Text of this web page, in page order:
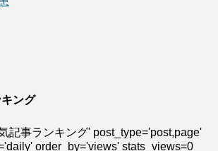
ング
記事ランキング' post_type='post,page'
order_by='views' stats_views=0